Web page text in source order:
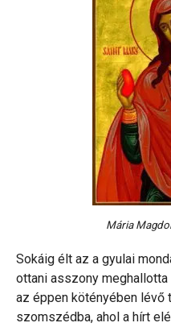
Mária
Sokáig élt az a gyulai
ottani asszony
az éppen kötényében lévő
szomszédba, ahol a hírt